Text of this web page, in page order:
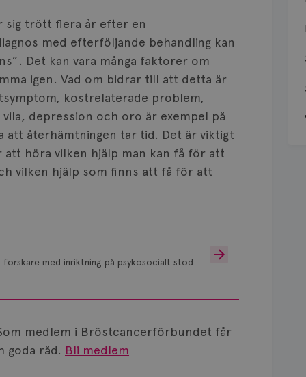
sig trött flera år efter en
med efterföljande behandling kan
Det kan vara många faktorer om
igen. Vad om bidrar till att detta är
kostrelaterade problem,
depression och oro är exempel på
återhämtningen tar tid. Det är viktigt
höra vilken hjälp man kan få för att
vilken hjälp som finns att få för att
med inriktning på psykosocialt stöd
medlem i Bröstcancerförbundet får
goda råd. Bli medlem